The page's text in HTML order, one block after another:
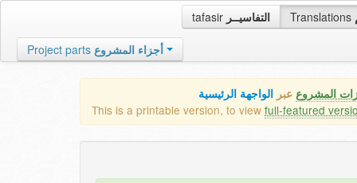
tafasir التفاسيــر Translations
Project parts أجزاء المشروع
المشروع عبر الواجهة الرئيسية
This is a printable version, to view full-featured